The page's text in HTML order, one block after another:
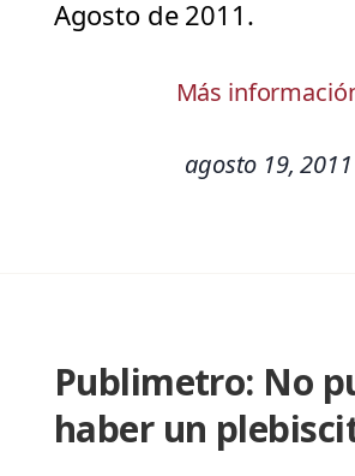
Agosto de 2011.
Más
agosto 19, 2011
Publimetro: No
haber un